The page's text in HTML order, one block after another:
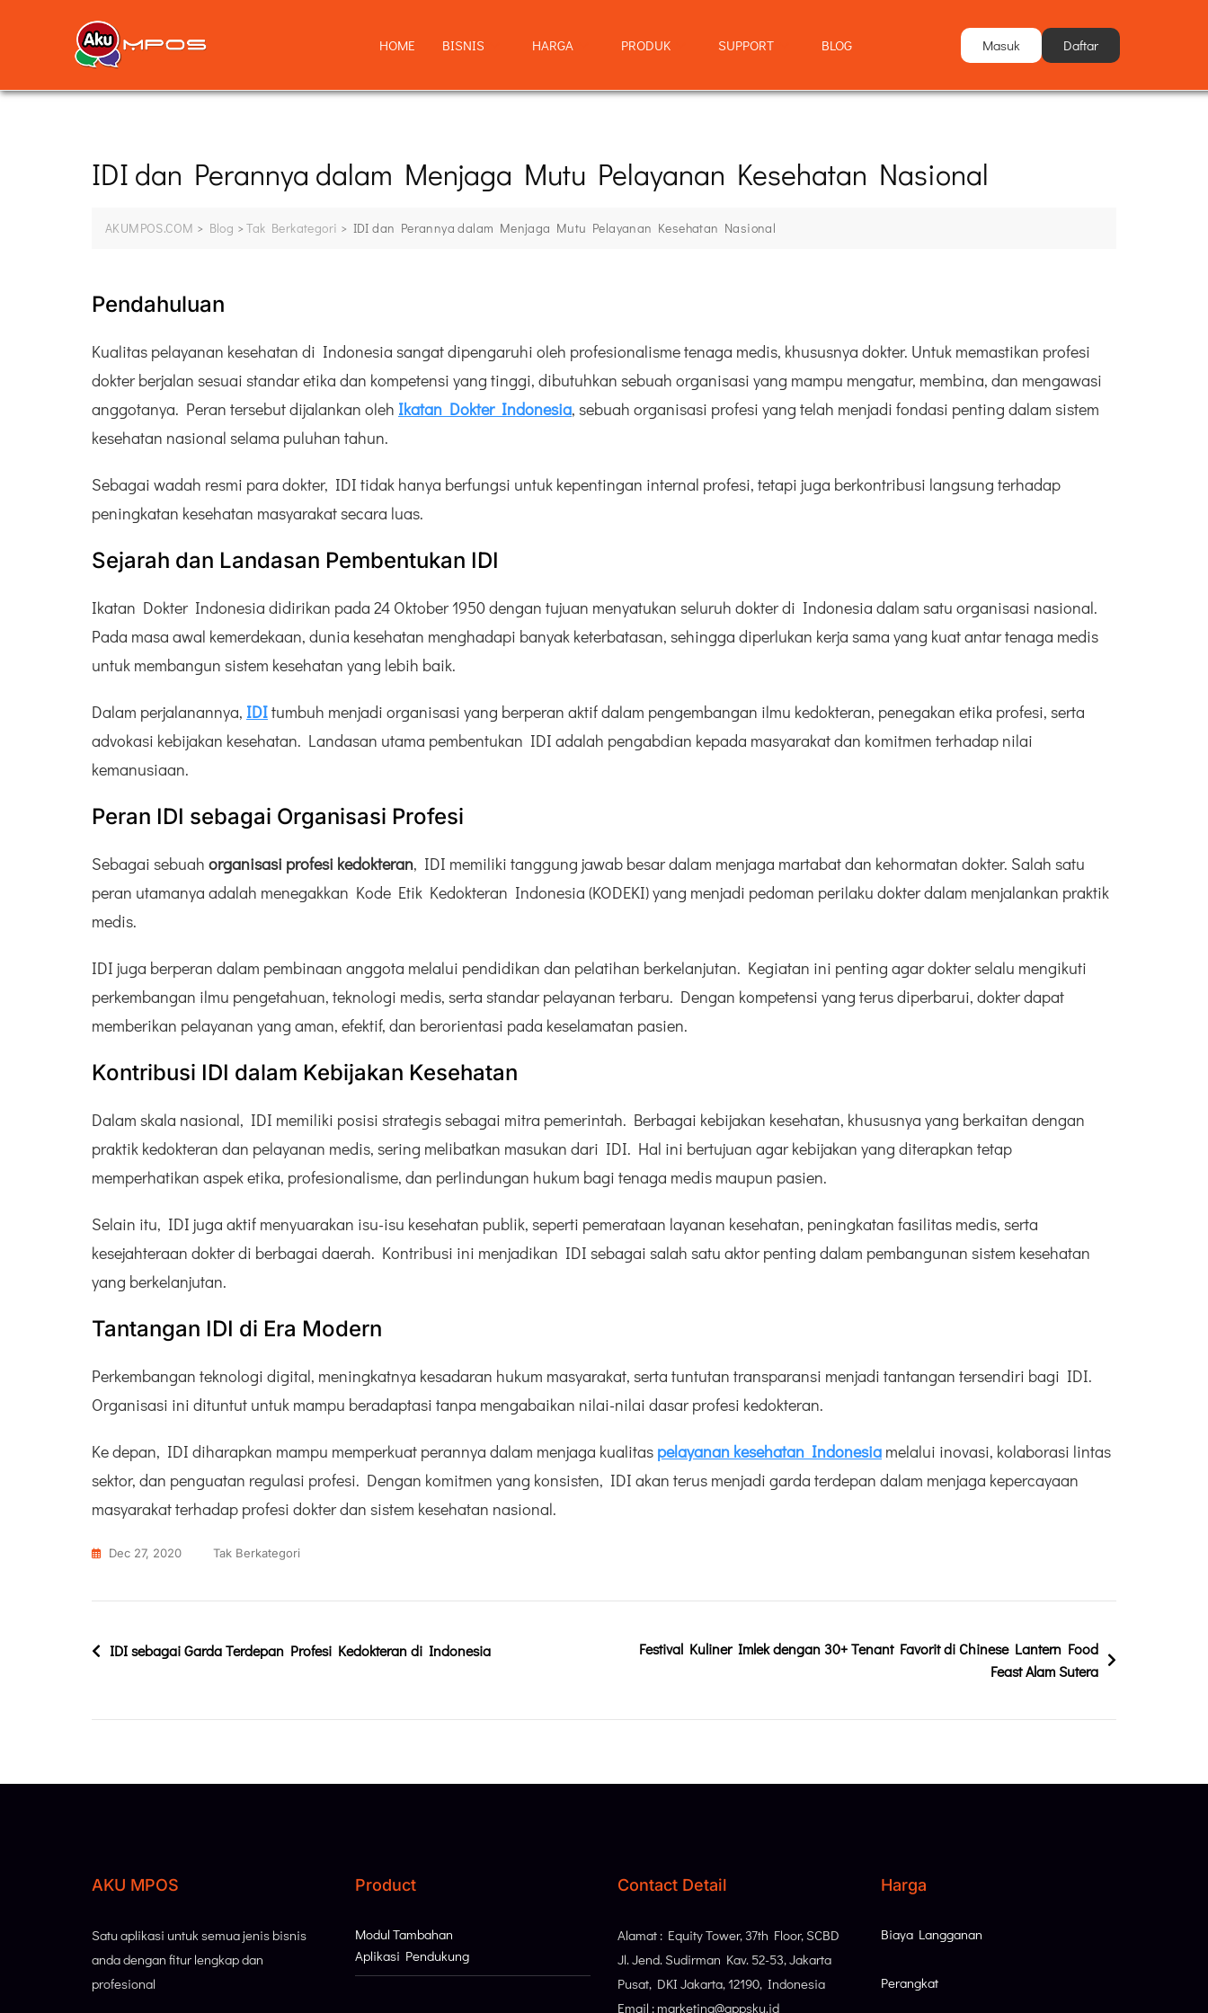
HOME BISNIS HARGA PRODUK SUPPORT BLOG Masuk Daftar
IDI dan Perannya dalam Menjaga Mutu Pelayanan Kesehatan Nasional
AKUMPOS.COM > Blog >Tak Berkategori > IDI dan Perannya dalam Menjaga Mutu Pelayanan Kesehatan Nasional
Pendahuluan
Kualitas pelayanan kesehatan di Indonesia sangat dipengaruhi oleh profesionalisme tenaga medis, khususnya dokter. Untuk memastikan profesi
dokter berjalan sesuai standar etika dan kompetensi yang tinggi, dibutuhkan sebuah organisasi yang mampu mengatur, membina, dan mengawasi
anggotanya. Peran tersebut dijalankan oleh Ikatan Dokter Indonesia, sebuah organisasi profesi yang telah menjadi fondasi penting dalam sistem
kesehatan nasional selama puluhan tahun.
Sebagai wadah resmi para dokter, IDI tidak hanya berfungsi untuk kepentingan internal profesi, tetapi juga berkontribusi langsung terhadap
peningkatan kesehatan masyarakat secara luas.
Sejarah dan Landasan Pembentukan IDI
Ikatan Dokter Indonesia didirikan pada 24 Oktober 1950 dengan tujuan menyatukan seluruh dokter di Indonesia dalam satu organisasi nasional.
Pada masa awal kemerdekaan, dunia kesehatan menghadapi banyak keterbatasan, sehingga diperlukan kerja sama yang kuat antar tenaga medis
untuk membangun sistem kesehatan yang lebih baik.
Dalam perjalanannya, IDItumbuh menjadi organisasi yang berperan aktif dalam pengembangan ilmu kedokteran, penegakan etika profesi, serta
advokasi kebijakan kesehatan. Landasan utama pembentukan IDI adalah pengabdian kepada masyarakat dan komitmen terhadap nilai
kemanusiaan.
Peran IDI sebagai Organisasi Profesi
Sebagai sebuah organisasi profesi kedokteran, IDI memiliki tanggung jawab besar dalam menjaga martabat dan kehormatan dokter. Salah satu
peran utamanya adalah menegakkan Kode Etik Kedokteran Indonesia (KODEKI) yang menjadi pedoman perilaku dokter dalam menjalankan praktik
medis.
IDI juga berperan dalam pembinaan anggota melalui pendidikan dan pelatihan berkelanjutan. Kegiatan ini penting agar dokter selalu mengikuti
perkembangan ilmu pengetahuan, teknologi medis, serta standar pelayanan terbaru. Dengan kompetensi yang terus diperbarui, dokter dapat
memberikan pelayanan yang aman, efektif, dan berorientasi pada keselamatan pasien.
Kontribusi IDI dalam Kebijakan Kesehatan
Dalam skala nasional, IDI memiliki posisi strategis sebagai mitra pemerintah. Berbagai kebijakan kesehatan, khususnya yang berkaitan dengan
praktik kedokteran dan pelayanan medis, sering melibatkan masukan dari IDI. Hal ini bertujuan agar kebijakan yang diterapkan tetap
memperhatikan aspek etika, profesionalisme, dan perlindungan hukum bagi tenaga medis maupun pasien.
Selain itu, IDI juga aktif menyuarakan isu-isu kesehatan publik, seperti pemerataan layanan kesehatan, peningkatan fasilitas medis, serta
kesejahteraan dokter di berbagai daerah. Kontribusi ini menjadikan IDI sebagai salah satu aktor penting dalam pembangunan sistem kesehatan
yang berkelanjutan.
Tantangan IDI di Era Modern
Perkembangan teknologi digital, meningkatnya kesadaran hukum masyarakat, serta tuntutan transparansi menjadi tantangan tersendiri bagi IDI.
Organisasi ini dituntut untuk mampu beradaptasi tanpa mengabaikan nilai-nilai dasar profesi kedokteran.
Ke depan, IDI diharapkan mampu memperkuat perannya dalam menjaga kualitas pelayanan kesehatan Indonesia melalui inovasi, kolaborasi lintas
sektor, dan penguatan regulasi profesi. Dengan komitmen yang konsisten, IDI akan terus menjadi garda terdepan dalam menjaga kepercayaan
masyarakat terhadap profesi dokter dan sistem kesehatan nasional.
Dec 27, 2020 Tak Berkategori
IDI sebagai Garda Terdepan Profesi Kedokteran di Indonesia
Festival Kuliner Imlek dengan 30+ Tenant Favorit di Chinese Lantern Food
Feast Alam Sutera
AKU MPOS
Satu aplikasi untuk semua jenis bisnis
anda dengan fitur lengkap dan
profesional
Product
Modul Tambahan
Aplikasi Pendukung
Contact Detail
Alamat : Equity Tower, 37th Floor, SCBD
Jl. Jend. Sudirman Kav. 52-53, Jakarta
Pusat, DKI Jakarta, 12190, Indonesia
Email : marketing@appsku.id
Harga
Biaya Langganan
Perangkat